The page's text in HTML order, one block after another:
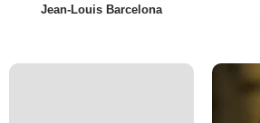
Jean-Louis Barcelona